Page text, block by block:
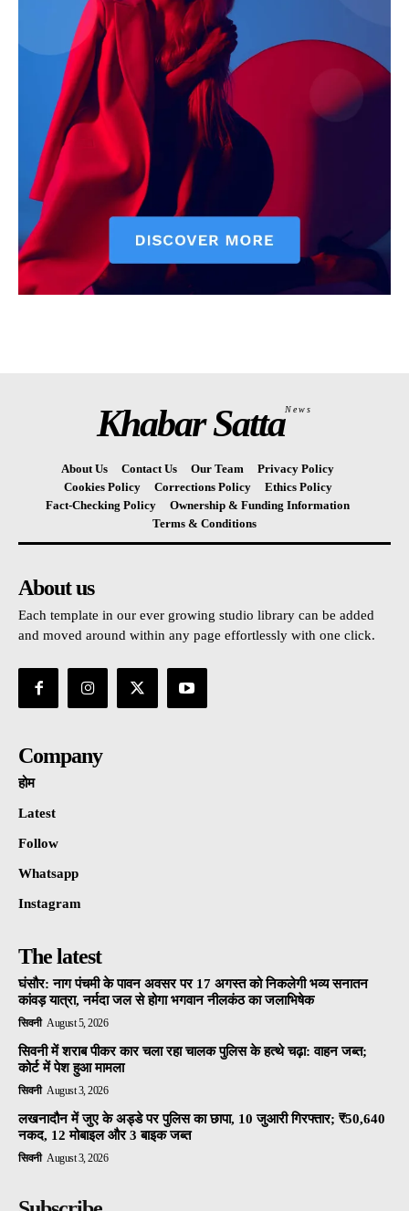
Khabar SattaNews
About Us Contact Us Our Team
Privacy Policy
Cookies Policy
Corrections Policy
Ethics Policy
Fact-Checking Policy
Ownership & Funding Information
Terms & Conditions
About us
Each template in our ever growing studio library can be added
and moved around within any page effortlessly with one click.
Company
होम
Latest
Follow
Whatsapp
Instagram
The latest
घंसौर: नाग पंचमी के पावन अवसर पर 17 अगस्त को निकलेगी भव्य सनातन
कांवड़ यात्रा, नर्मदा जल से होगा भगवान नीलकंठ का जलाभिषेक
सिवनी August 5, 2026
सिवनी में शराब पीकर कार चला रहा चालक पुलिस के हत्थे चढ़ा: वाहन जब्त;
कोर्ट में पेश हुआ मामला
सिवनी August 3, 2026
लखनादौन में जुए के अड्डे पर पुलिस का छापा, 10 जुआरी गिरफ्तार; ₹50,640
नकद, 12 मोबाइल और 3 बाइक जब्त
सिवनी August 3, 2026